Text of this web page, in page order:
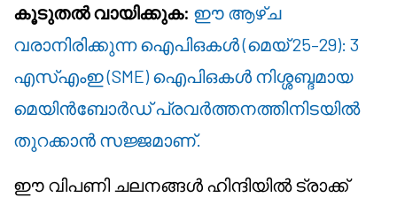
കൂടുതൽ വായിക്കുക: ഈ ആഴ്ച
വരാനിരിക്കുന്ന ഐപിഒകൾ (മെയ് 25–29): 3
എസ്‌എംഇ (SME) ഐപിഒകൾ നിശ്ശബ്ദമായ
മെയിൻബോർഡ് പ്രവർത്തനത്തിനിടയിൽ
തുറക്കാൻ സജ്ജമാണ്.
ഈ വിപണി ചലനങ്ങൾ ഹിന്ദിയിൽ ട്രാക്ക്